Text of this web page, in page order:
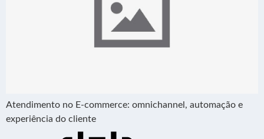
Atendimento no E-commerce: omnichannel, automação e
experiência do cliente